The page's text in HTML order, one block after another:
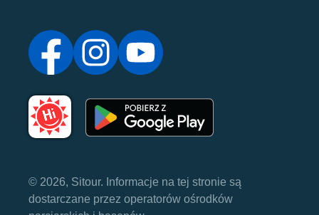
© 2026, Sitour. Informacje na tej stronie są
dostarczane przez operatorów ośrodków